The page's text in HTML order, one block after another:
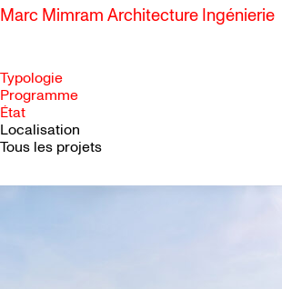
SKIP TO CONTENT
Marc Mimram Architecture Ingénierie
Typologie
Programme
État
Localisation
Tous les projets